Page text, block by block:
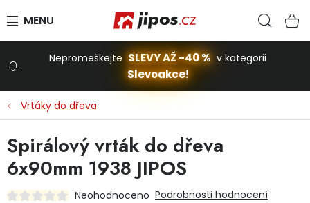
Stavba a dům
Nepromeškejte SLEVY AŽ -40 % v kategorii
Slevoakce!
Vrtáky do dřeva
Spirálový vrták do dřeva
6x90mm 1938 JIPOS
Neohodnoceno Podrobnosti hodnocení